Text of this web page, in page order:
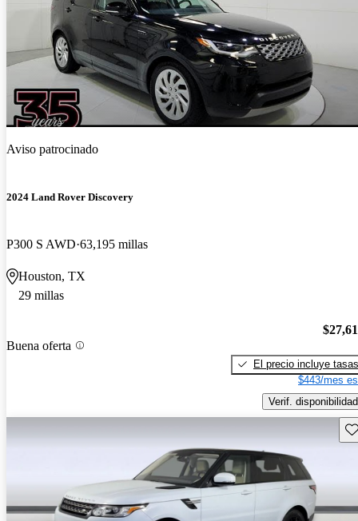
Aviso patrocinado
2024 Land Rover Discovery
P300 S AWD 63,195 millas
Houston, TX
29 millas
Buena oferta
El precio incluye tasas
$443/mes
Verif. disponibilidad